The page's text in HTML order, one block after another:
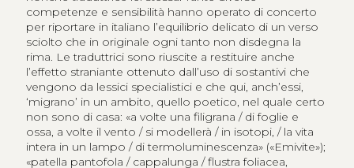
competenze e sensibilità hanno operato di concerto
per riportare in italiano l’equilibrio delicato di un verso
sciolto che in originale ogni tanto non disdegna la
rima. Le traduttrici sono riuscite a restituire anche
l’effetto straniante ottenuto dall’uso di sostantivi che
vengono da lessici specialistici e che qui, anch’essi,
‘migrano’ in un ambito, quello poetico, nel quale certo
non sono di casa: «a volte una filigrana / di foglie e
ossa, a volte il vento / si modellerà / in isotopi, / la vita
intera in un lampo / di termoluminescenza» («Emivite»);
«patella pantofola / cappalunga / flustra foliacea,